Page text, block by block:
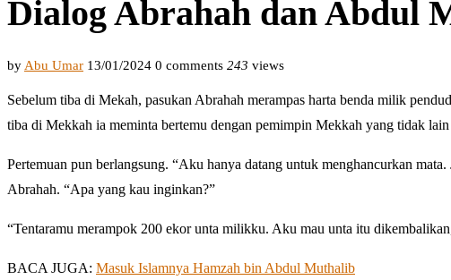
Dialog Abrahah dan Abdul
by Abu Umar 13/01/2024 0 comments 243 views
Sebelum tiba di Mekah, pasukan Abrahah merampas harta benda milik
tiba di Mekkah ia meminta bertemu dengan pemimpin Mekkah yang tidak
Pertemuan pun berlangsung. “Aku hanya datang untuk menghancurkan
Abrahah. “Apa yang kau inginkan?”
“Tentaramu merampok 200 ekor unta milikku. Aku mau unta itu
BACA JUGA: Masuk Islamnya Hamzah bin Abdul Muthalib